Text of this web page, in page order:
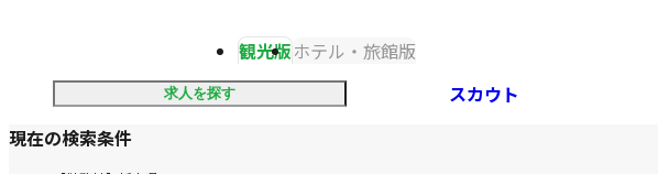
観光版ホテル・旅館版
求人を探す スカウト
現在の検索条件